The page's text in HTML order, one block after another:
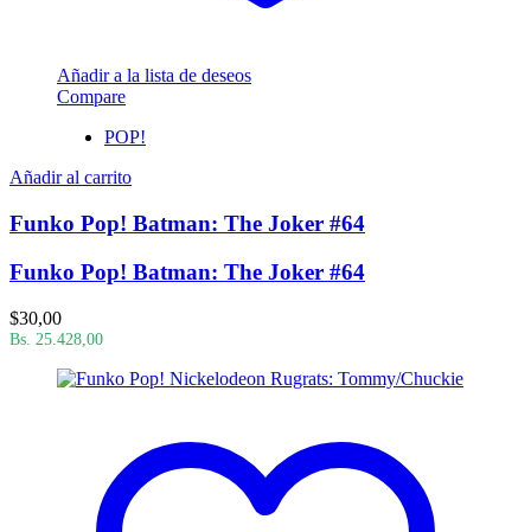
Añadir a la lista de deseos
Compare
POP!
Añadir al carrito
Funko Pop! Batman: The Joker #64
Funko Pop! Batman: The Joker #64
$30,00
Bs. 25.428,00